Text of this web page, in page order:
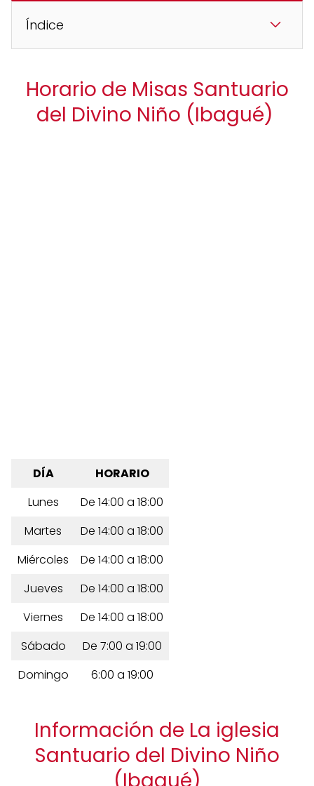
Índice
Horario de Misas Santuario
del Divino Niño (Ibagué)
DÍA
HORARIO
Lunes
De 14:00 a 18:00
Martes
De 14:00 a 18:00
Miércoles
De 14:00 a 18:00
Jueves
De 14:00 a 18:00
Viernes
De 14:00 a 18:00
Sábado
De 7:00 a 19:00
Domingo
6:00 a 19:00
Información de La iglesia
Santuario del Divino Niño